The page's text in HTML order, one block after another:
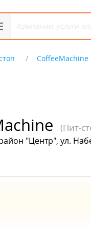
CoffeeMachine
(Пит-
"Центр", ул.